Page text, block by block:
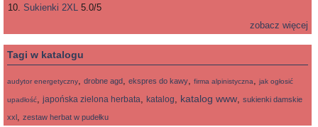
Sukienki 2XL 5.0/5
zobacz więcej
Tagi w katalogu
audytor energetyczny, drobne agd, ekspres do kawy, firma alpinistyczna, jak ogłosić
upadłość, japońska zielona herbata, katalog, katalog www, sukienki damskie
xxl, zestaw herbat w pudełku